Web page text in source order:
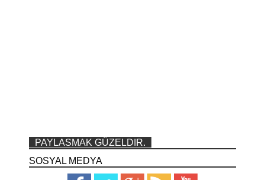
PAYLASMAK GÜZELDIR.
SOSYAL MEDYA